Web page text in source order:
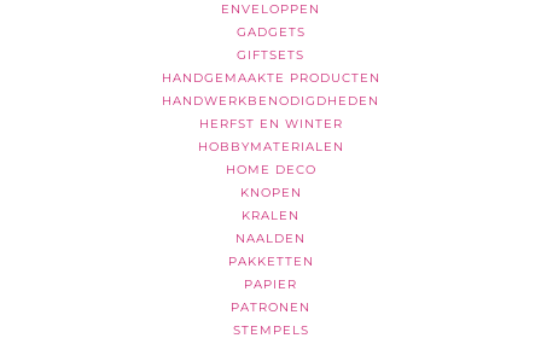
ENVELOPPEN
GADGETS
GIFTSETS
HANDGEMAAKTE PRODUCTEN
HANDWERKBENODIGDHEDEN
HERFST EN WINTER
HOBBYMATERIALEN
HOME DECO
KNOPEN
KRALEN
NAALDEN
PAKKETTEN
PAPIER
PATRONEN
STEMPELS